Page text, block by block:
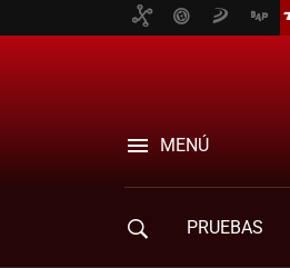
MENÚ
PRUEBAS